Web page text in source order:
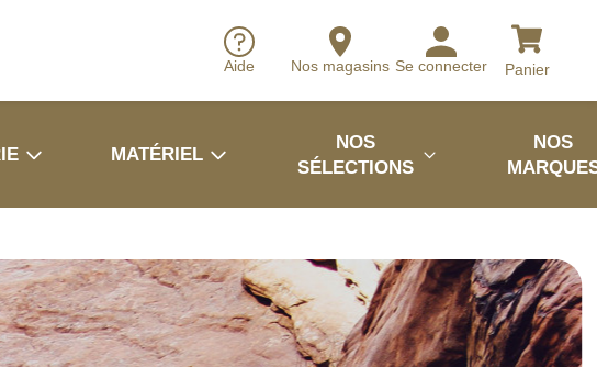
Aide Nos magasins Se connecter Panier
MATÉRIEL
NOS
SÉLECTIONS
NOS